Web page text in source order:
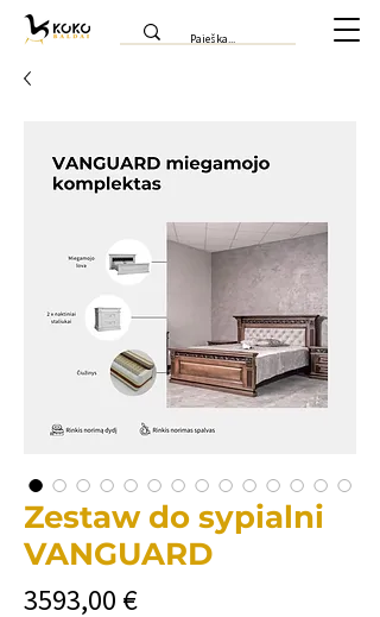
Zestaw do sypialni
VANGUARD
3593,00 €Cena